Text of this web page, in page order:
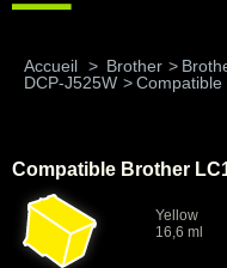
Accueil > Brother >
DCP-J525W >
Compatible Brother
Yellow
16,6 ml